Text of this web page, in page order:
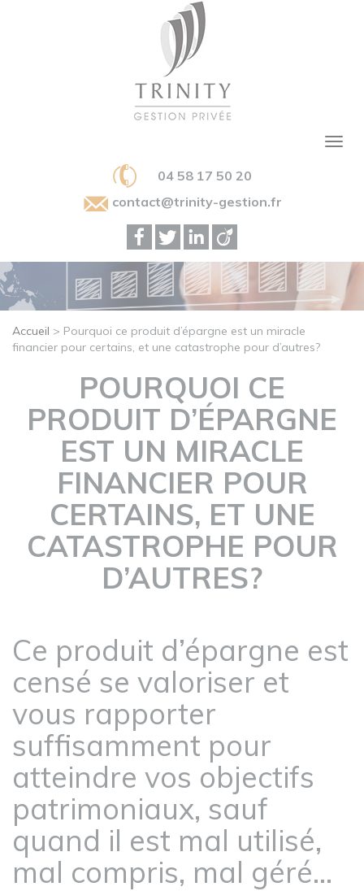
04 58 17 50 20
contact@trinity-gestion.fr
Accueil > Pourquoi ce produit d’épargne est un miracle
financier pour certains, et une catastrophe pour d’autres?
POURQUOI CE
PRODUIT D’ÉPARGNE
EST UN MIRACLE
FINANCIER POUR
CERTAINS, ET UNE
CATASTROPHE POUR
D’AUTRES?
Ce produit d’épargne est
censé se valoriser et
vous rapporter
suffisamment pour
atteindre vos objectifs
patrimoniaux, sauf
quand il est mal utilisé,
mal compris, mal géré…